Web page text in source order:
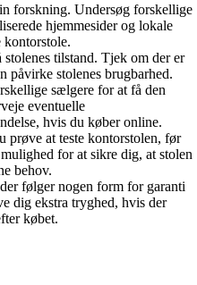
forskning. Undersøg forskellige
hjemmesider og lokale
tilstand. Tjek om der er
påvirke stolenes brugbarhed.
sælgere for at få den
eventuelle
hvis du køber online.
prøve at teste kontorstolen, før
for at sikre dig, at stolen
behov.
følger nogen form for garanti
dig ekstra tryghed, hvis der
købet.